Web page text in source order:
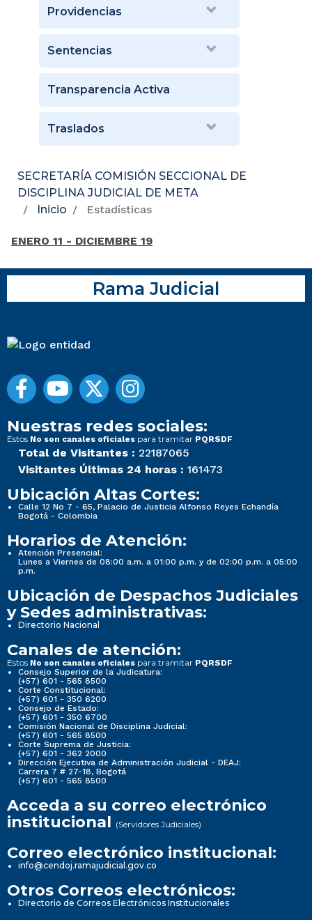
Providencias
Sentencias
Transparencia Activa
Traslados
SECRETARÍA COMISIÓN SECCIONAL DE
DISCIPLINA JUDICIAL DE META
Inicio
Estadísticas
ENERO 11 - DICIEMBRE 19
Rama Judicial
Nuestras redes sociales:
Estos No son canales oficiales para tramitar PQRSDF
Total de Visitantes : 22187065
Visitantes Últimas 24 horas : 161473
Ubicación Altas Cortes:
Calle 12 No 7 - 65, Palacio de Justicia Alfonso Reyes Echandía
Bogotá - Colombia
Horarios de Atención:
Atención Presencial:
Lunes a Viernes de 08:00 a.m. a 01:00 p.m. y de 02:00 p.m. a 05:00
p.m.
Ubicación de Despachos Judiciales
y Sedes administrativas:
Directorio Nacional
Canales de atención:
Estos No son canales oficiales para tramitar PQRSDF
Consejo Superior de la Judicatura:
(+57) 601 - 565 8500
Corte Constitucional:
(+57) 601 - 350 6200
Consejo de Estado:
(+57) 601 - 350 6700
Comisión Nacional de Disciplina Judicial:
(+57) 601 - 565 8500
Corte Suprema de Justicia:
(+57) 601 - 362 2000
Dirección Ejecutiva de Administración Judicial - DEAJ:
Carrera 7 # 27-18, Bogotá
(+57) 601 - 565 8500
Acceda a su correo electrónico
institucional (Servidores Judiciales)
Correo electrónico institucional:
info@cendoj.ramajudicial.gov.co
Otros Correos electrónicos:
Directorio de Correos Electrónicos Institucionales